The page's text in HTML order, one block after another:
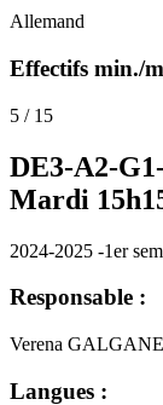
Allemand
Effectifs min./
5 / 15
DE3-A2-
Mardi
2024-2025 -1er
Responsable :
Verena
Langues :